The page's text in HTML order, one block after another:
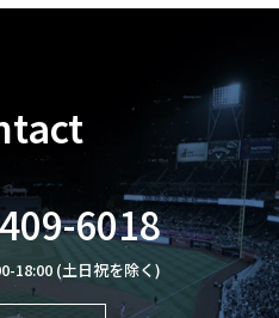
6018
18:00 (土日祝を除く)